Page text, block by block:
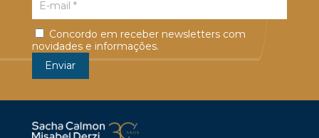
Concordo em receber newsletters com
novidades e informações.